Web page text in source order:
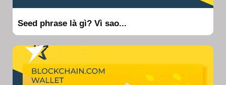
Seed phrase là gì? Vì sao...